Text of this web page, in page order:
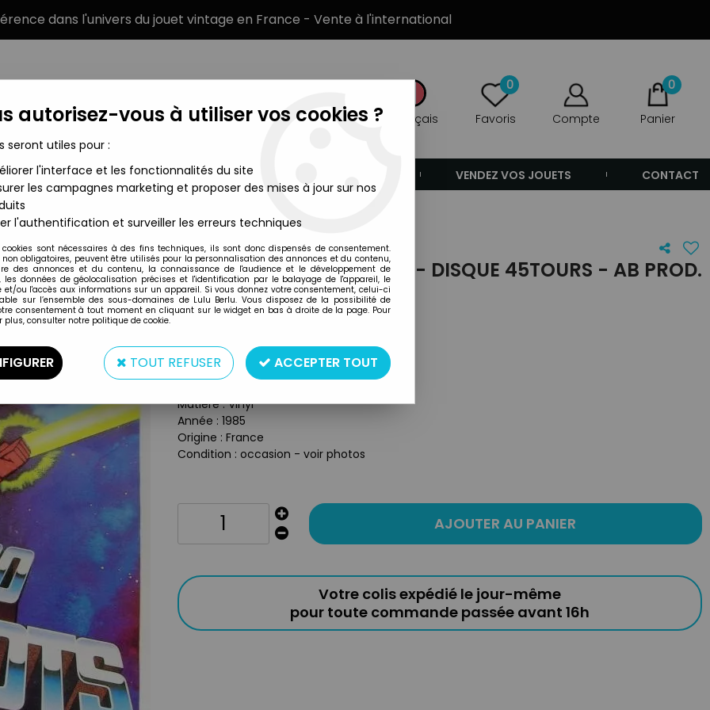
dans l'univers du jouet vintage en France - Vente à l'international
Français
0
Favoris Compte
0
Panier
MARQUES TYPE DE PRODUIT VENDEZ VOS JOUETS CONTACT
- Disque 45Tours - AB Prod. 1985
AB Productions
GO-GOBOTS GÉNÉRIQUE - DISQUE 45TOURS - AB PROD.
1985
14,99€TTC
Réf. :REF25980
Type : Disque
Matière : Vinyl
Année : 1985
Origine : France
Condition : occasion - voir photos
AJOUTER AU PANIER
Votre colis expédié le jour-même
pour toute commande passée avant 16h
autorisez-vous à utiliser vos cookies ?
seront utiles pour :
l'interface et les fonctionnalités du site
les campagnes marketing et proposer des mises à jour sur nos
l'authentification et surveiller les erreurs techniques
cookies sont nécessaires à des fins techniques, ils sont donc dispensés de consentement.
non obligatoires, peuvent être utilisés pour la personnalisation des annonces et du contenu,
des annonces et du contenu, la connaissance de l'audience et le développement de
les données de géolocalisation précises et l'identification par le balayage de l'appareil, le
et/ou l'accès aux informations sur un appareil. Si vous donnez votre consentement, celui-ci
sur l’ensemble des sous-domaines de Lulu Berlu. Vous disposez de la possibilité de
consentement à tout moment en cliquant sur le widget en bas à droite de la page. Pour
plus, consulter notre politique de cookie.
TOUT REFUSER ACCEPTER TOUT